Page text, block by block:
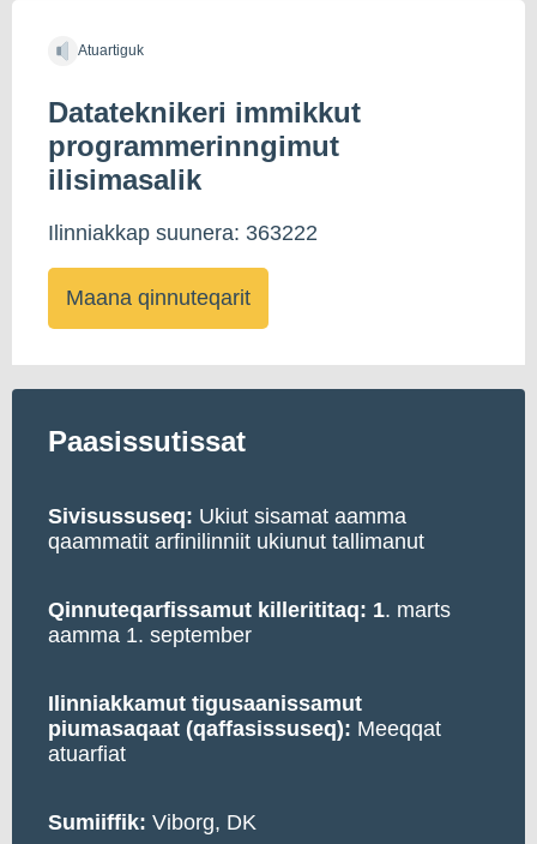
Atuartiguk
Datateknikeri immikkut
programmerinngimut
ilisimasalik
Ilinniakkap suunera: 363222
Maana qinnuteqarit
Paasissutissat
Sivisussuseq: Ukiut sisamat aamma
qaammatit arfinilinniit ukiunut tallimanut
Qinnuteqarfissamut killerititaq: 1. marts
aamma 1. september
Ilinniakkamut tigusaanissamut
piumasaqaat (qaffasissuseq): Meeqqat
atuarfiat
Sumiiffik: Viborg, DK